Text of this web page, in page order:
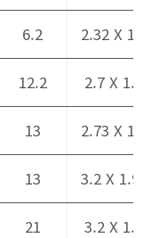
6.2 2.32 X
12.2 2.7 X
13 2.73 X
13 3.2 X
21 3.2 X